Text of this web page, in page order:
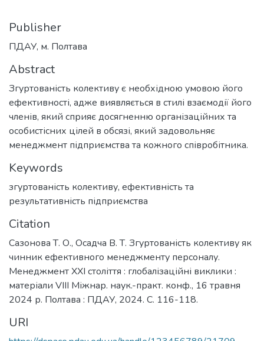
Publisher
ПДАУ, м. Полтава
Abstract
Згуртованість колективу є необхідною умовою його
ефективності, адже виявляється в стилі взаємодії його
членів, який сприяє досягненню організаційних та
особистісних цілей в обсязі, який задовольняє
менеджмент підприємства та кожного співробітника.
Keywords
згуртованість колективу, ефективність та
результативність підприємства
Citation
Сазонова Т. О., Осадча В. Т. Згуртованість колективу як
чинник ефективного менеджменту персоналу.
Менеджмент ХХІ століття : глобалізаційні виклики :
матеріали VІІІ Міжнар. наук.-практ. конф., 16 травня
2024 р. Полтава : ПДАУ, 2024. С. 116-118.
URI